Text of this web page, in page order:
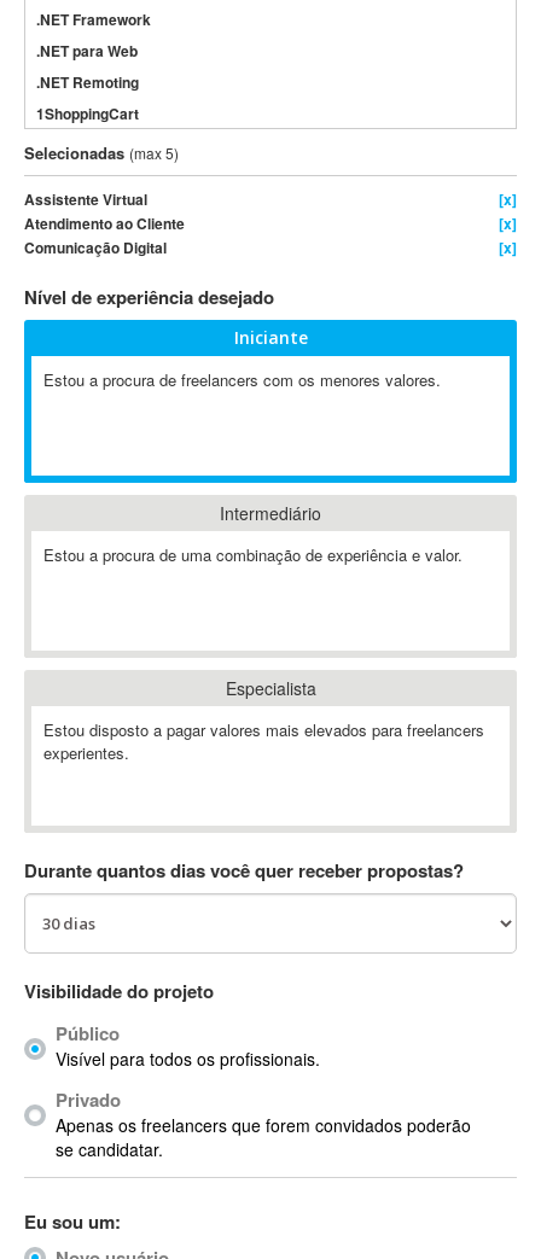
.NET Framework
.NET para Web
.NET Remoting
1ShoppingCart
3DS Max
3GSM
4D Dimension
802.11
A-GPS
ABBYY FineReader
AbleCommerce
Ableton Push
Abstract Window Toolkit (AWT)
Absynth
ACARS
AccountMate
ACDSee
ACID Pro
ACPI
Acrobat
Acrobat X
Acronis
Actian
Actimize
ActionScript
Active Directory
Selecionadas (max 5)
Assistente Virtual
[x]
Atendimento ao Cliente
[x]
Comunicação Digital
[x]
Nível de experiência desejado
Iniciante
Estou a procura de freelancers com os menores valores.
Intermediário
Estou a procura de uma combinação de experiência e valor.
Especialista
Estou disposto a pagar valores mais elevados para freelancers
experientes.
Durante quantos dias você quer receber propostas?
Visibilidade do projeto
Público
Visível para todos os profissionais.
Privado
Apenas os freelancers que forem convidados poderão
se candidatar.
Eu sou um: